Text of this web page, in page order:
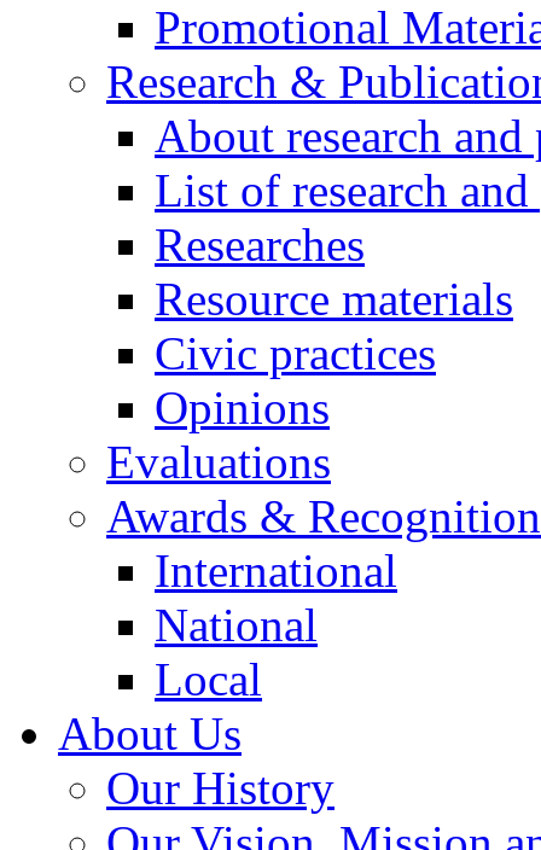
Promotional
Research &
About research
List of research
Researches
Resource materials
Civic practices
Opinions
Evaluations
Awards &
International
National
Local
About Us
Our History